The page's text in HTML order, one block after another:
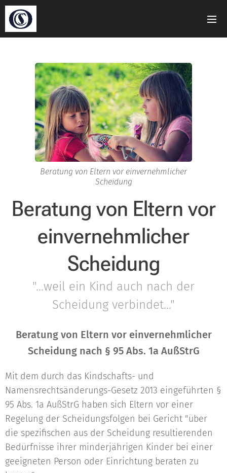
Beratung von Eltern vor einvernehmlicher
Scheidung
Beratung von Eltern vor
einvernehmlicher
Scheidung
"...weil ein Kind auch nach der
Scheidung verbindet..."
Beratung von Eltern vor einvernehmlicher
Scheidung nach § 95 Abs. 1a AußStrG
Mit dem durch das Kindschafts- und
Namensrechtsänderungs-Gesetz 2013 eingeführten §
95 Abs. 1a AußStrG haben sich Eltern vor einer
Regelung der Scheidungsfolgen bei Gericht "über
die spezifischen aus der Scheidung resultierenden
Bedürfnisse ihrer minderjährigen Kinder bei einer
geeigneten Person oder Einrichtung beraten zu